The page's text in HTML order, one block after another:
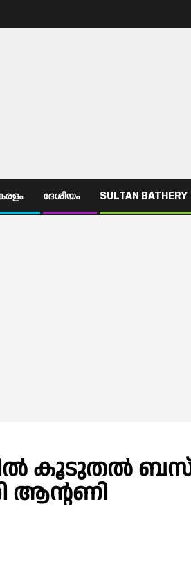
ദേശീയം SULTAN BATHERY
റൂട്ടിൽ കൂടുതൽ
ആന്റണി